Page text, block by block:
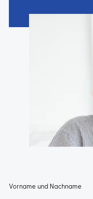
Vorname und Nachname